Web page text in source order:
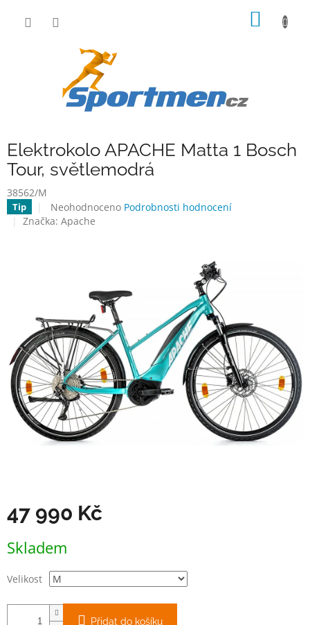
Elektrokolo APACHE Matta 1 Bosch
Tour, světlemodrá
38562/M
Tip
Průměrné
hodnocení
hvězdiček.
Neohodnoceno Podrobnosti hodnocení
Značka: Apache
47 990 Kč
cena:
Skladem
Velikost
Přidat do košíku